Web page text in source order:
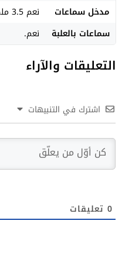
مدخل سماعات
نعم 3.5 ملم.
سماعات بالعلبة
نعم.
التعليقات والآراء
اشترك في التنبيهات
0 تعليقات